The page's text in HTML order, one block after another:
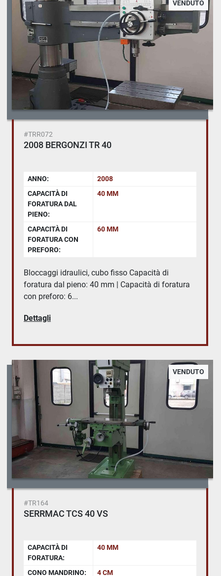
VENDUTO
#TRR072
2008 BERGONZI TR 40
ANNO:
2008
CAPACITÀ DI
FORATURA DAL
PIENO:
40 MM
CAPACITÀ DI
FORATURA CON
PREFORO:
60 MM
Bloccaggi idraulici, cubo fisso Capacità di
foratura dal pieno: 40 mm | Capacità di foratura
con preforo: 6...
Dettagli
VENDUTO
#TR164
SERRMAC TCS 40 VS
CAPACITÀ DI
FORATURA:
40 MM
CONO MANDRINO: 4 CM